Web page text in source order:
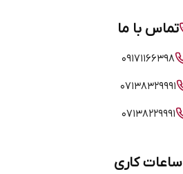
تماس با ما
۰۹۱۷۱۱۶۶۳۹۸
۰۷۱۳۸۳۲۹۹۹۱
۰۷۱۳۸۲۲۹۹۹۱
ساعات کاری